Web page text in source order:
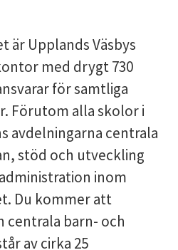
Upplands Väsbys
med drygt 730
för samtliga
Förutom alla skolor i
avdelningarna centrala
stöd och utveckling
inom
Du kommer att
centrala barn- och
av cirka 25